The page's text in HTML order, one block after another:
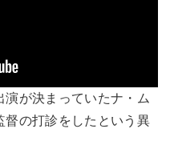
が決まっていたナ・ム
督の打診をしたという異